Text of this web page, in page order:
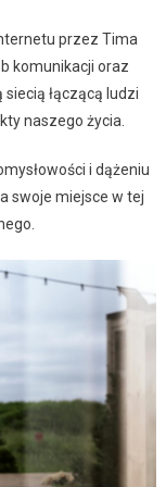
przez Tima
komunikacji oraz
łączącą ludzi
naszego życia.
i dążeniu
swoje miejsce w tej